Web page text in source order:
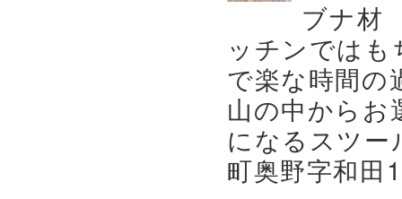
ブナ材
ッチンでは
で楽な時間の
山の中から
になるスツー
町奥野字和